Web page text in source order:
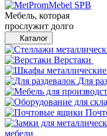
Мебель, которая
прослужит долго
Каталог
Верстаки
Для
мебели